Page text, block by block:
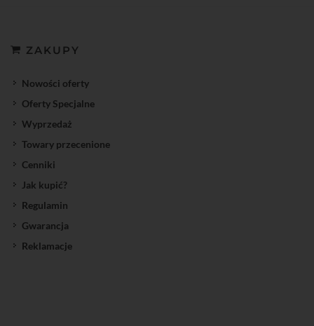
ZAKUPY
Nowości oferty
Oferty Specjalne
Wyprzedaż
Towary przecenione
Cenniki
Jak kupić?
Regulamin
Gwarancja
Reklamacje